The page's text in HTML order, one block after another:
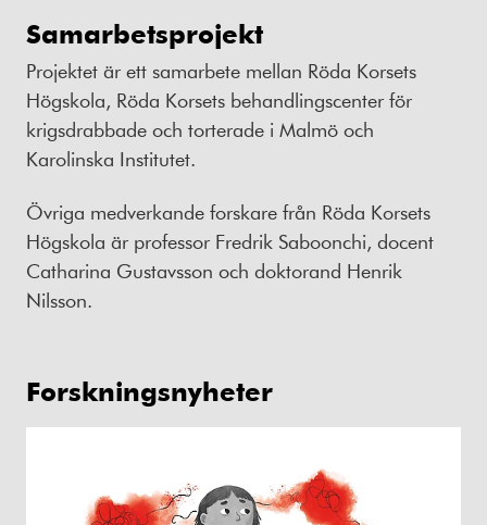
Samarbetsprojekt
Projektet är ett samarbete mellan Röda Korsets
Högskola, Röda Korsets behandlingscenter för
krigsdrabbade och torterade i Malmö och
Karolinska Institutet.
Övriga medverkande forskare från Röda Korsets
Högskola är professor Fredrik Saboonchi, docent
Catharina Gustavsson och doktorand Henrik
Nilsson.
Forskningsnyheter